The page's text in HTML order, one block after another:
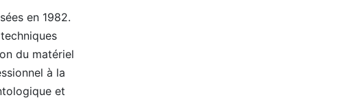
en 1982.
du matériel
à la
et